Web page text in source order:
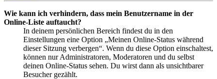
Wie kann ich verhindern, dass mein Benutzername in der
Online-Liste auftaucht?
In deinem persönlichen Bereich findest du in den
Einstellungen eine Option „Meinen Online-Status während
dieser Sitzung verbergen“. Wenn du diese Option einschaltest,
können nur Administratoren, Moderatoren und du selbst
deinen Online-Status sehen. Du wirst dann als unsichtbarer
Besucher gezählt.